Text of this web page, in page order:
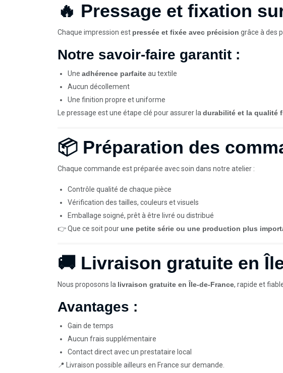
🔥 Pressage et fixation
Chaque impression est pressée et fixée avec précision grâce à des
Notre savoir-faire garantit :
Une adhérence parfaiteau textile
Aucun décollement
Une finition propre et uniforme
Le pressage est une étape clé pour assurer la durabilité et la qualité
📦 Préparation des
Chaque commande est préparée avec soin dans notre atelier :
Contrôle qualité de chaque pièce
Vérification des tailles, couleurs et visuels
Emballage soigné, prêt à être livré ou distribué
👉 Que ce soit pour une petite série ou une production plus
🚚 Livraison gratuite en
Nous proposons la livraison gratuite en Île-de-France, rapide et
Avantages :
Gain de temps
Aucun frais supplémentaire
Contact direct avec un prestataire local
📍 Livraison possible ailleurs en France sur demande.